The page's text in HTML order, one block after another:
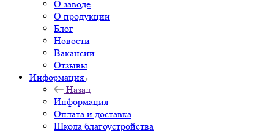
О заводе
О продукции
Блог
Новости
Вакансии
Отзывы
Информация
Назад
Информация
Оплата и доставка
Школа благоустройства